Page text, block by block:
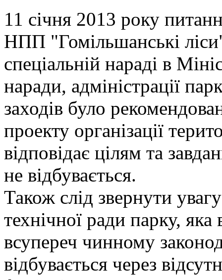
11 січня 2013 року
НПП "Гомільшанські
спеціальній нараді в
наради, адміністрації
заходів було
проекту організації
відповідає цілям та
не відбувається.
Також слід звернути
технічної ради парку,
всупереч чинному
відбувається через